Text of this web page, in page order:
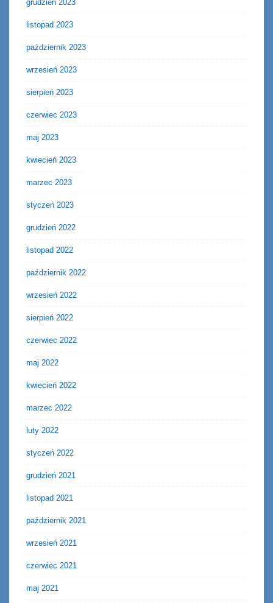
grudzień 2023
listopad 2023
październik 2023
wrzesień 2023
sierpień 2023
czerwiec 2023
maj 2023
kwiecień 2023
marzec 2023
styczeń 2023
grudzień 2022
listopad 2022
październik 2022
wrzesień 2022
sierpień 2022
czerwiec 2022
maj 2022
kwiecień 2022
marzec 2022
luty 2022
styczeń 2022
grudzień 2021
listopad 2021
październik 2021
wrzesień 2021
czerwiec 2021
maj 2021